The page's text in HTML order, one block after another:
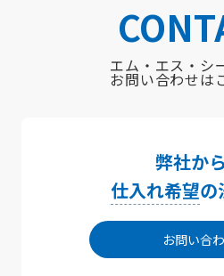
エム・エス・シ
お問い合わせは
弊社から
仕入れ希望の
お問い合